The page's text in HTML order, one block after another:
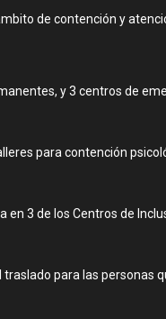
de contención y
y 3 centros de
para contención
3 de los Centros de
para las personas